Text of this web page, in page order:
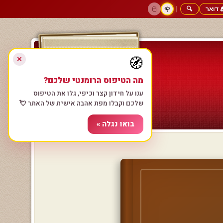
דואר 🔍
|
🌹
🖱️
הרשם עכשיו
התחבר
צימרים רומנטיים
חנות המתנות